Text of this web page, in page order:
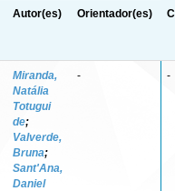
Autor(es) Orientador(es)
Miranda,
Natália
Totugui
de;
Valverde,
Bruna;
Sant'Ana,
Daniel
- -